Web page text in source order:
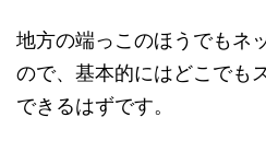
地方の端っこのほうでもネ
ので、基本的にはどこでも
できるはずです。